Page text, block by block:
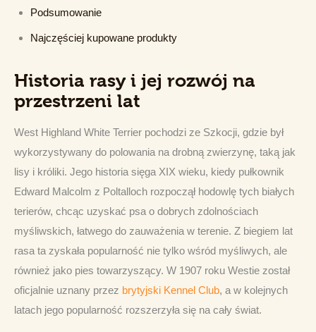
Podsumowanie
Najczęściej kupowane produkty
Historia rasy i jej rozwój na
przestrzeni lat
West Highland White Terrier pochodzi ze Szkocji, gdzie był
wykorzystywany do polowania na drobną zwierzynę, taką jak
lisy i króliki. Jego historia sięga XIX wieku, kiedy pułkownik
Edward Malcolm z Poltalloch rozpoczął hodowlę tych białych
terierów, chcąc uzyskać psa o dobrych zdolnościach
myśliwskich, łatwego do zauważenia w terenie. Z biegiem lat
rasa ta zyskała popularność nie tylko wśród myśliwych, ale
również jako pies towarzyszący. W 1907 roku Westie został
oficjalnie uznany przez brytyjski Kennel Club, a w kolejnych
latach jego popularność rozszerzyła się na cały świat.